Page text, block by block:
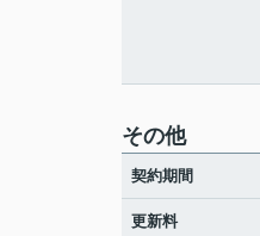
その他
契約期間
更新料